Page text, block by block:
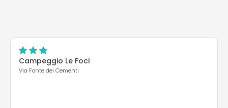
Campeggio Le Foci
Via Fonte dei Cementi